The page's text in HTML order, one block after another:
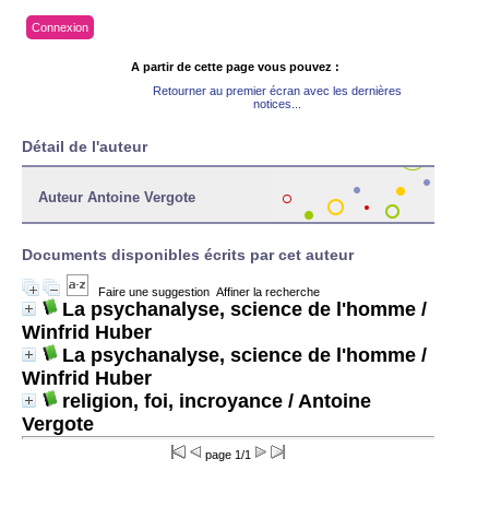
Connexion
A partir de cette page vous pouvez :
Retourner au premier écran avec les dernières
notices...
Détail de l'auteur
Auteur Antoine Vergote
Documents disponibles écrits par cet auteur
Faire une suggestion Affiner la recherche
La psychanalyse, science de l'homme /
Winfrid Huber
La psychanalyse, science de l'homme /
Winfrid Huber
religion, foi, incroyance / Antoine
Vergote
page 1/1